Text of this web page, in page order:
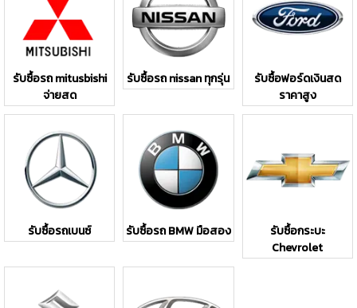
รับซื้อรถ mitusbishi
จ่ายสด
รับซื้อรถ nissan ทุกรุ่น
รับซื้อฟอร์ดเงินสด
ราคาสูง
รับซื้อรถเบนซ์ รับซื้อรถ BMW มือสอง
รับซื้อกระบะ
Chevrolet